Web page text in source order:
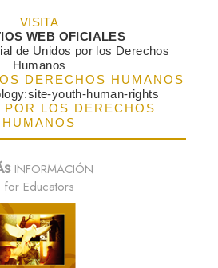
VISITA
WEB OFICIALES
DERECHOS HUMANOS
LOS DERECHOS
HUMANOS
INFORMACIÓN
for Educators